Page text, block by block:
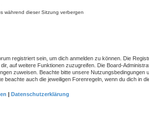
während dieser Sitzung verbergen
registriert sein, um dich anmelden zu können. Die
auf weitere Funktionen zuzugreifen. Die Board-
zuweisen. Beachte bitte unsere Nutzungsbedingungen
beachte auch die jeweiligen Forenregeln, wenn du dich in
| Datenschutzerklärung